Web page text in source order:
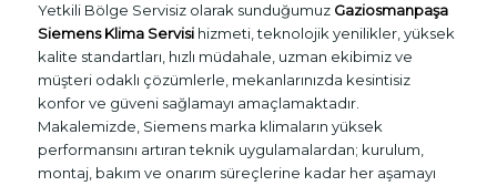
Yetkili Bölge Servisiz olarak sunduğumuz Gaziosmanpaşa
Siemens Klima Servisihizmeti, teknolojik yenilikler, yüksek
kalite standartları, hızlı müdahale, uzman ekibimiz ve
müşteri odaklı çözümlerle, mekanlarınızda kesintisiz
konfor ve güveni sağlamayı amaçlamaktadır.
Makalemizde, Siemens marka klimaların yüksek
performansını artıran teknik uygulamalardan; kurulum,
montaj, bakım ve onarım süreçlerine kadar her aşamayı